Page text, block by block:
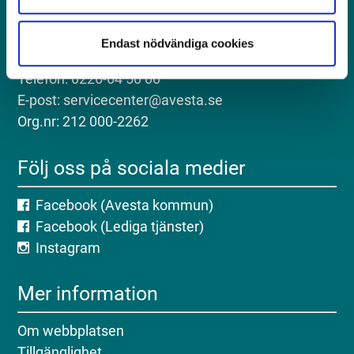
Endast nödvändiga cookies
Postadress: Avesta kommun, 774 81 Avesta
Telefon: 0226-64 50 00
E-post: servicecenter@avesta.se
Org.nr: 212 000-2262
Följ oss på sociala medier
Facebook (Avesta kommun)
Facebook (Lediga tjänster)
Instagram
Mer information
Om webbplatsen